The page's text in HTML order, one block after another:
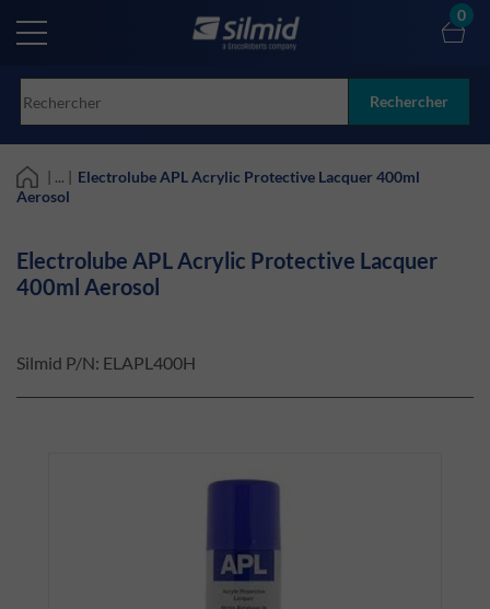
main
Rechercher
0
| ... | Electrolube APL Acrylic Protective Lacquer 400ml
Aerosol
Electrolube APL Acrylic Protective Lacquer
400ml Aerosol
Silmid P/N: ELAPL400H